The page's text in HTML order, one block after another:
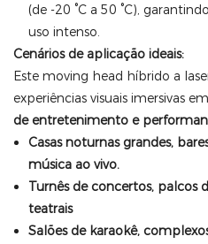
(de -20 °C a 50 °C),
uso intenso.
Cenários de aplicação ideais:
Este moving head híbrido a
experiências visuais imersivas
de entretenimento e
Casas noturnas grandes,
música ao vivo.
Turnês de concertos, palcos
teatrais
Salões de karaokê,